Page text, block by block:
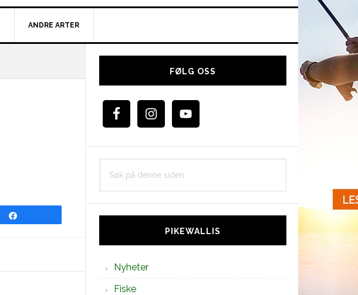
ANDRE ARTER
Hoved
FØLG OSS
PIKEWALLIS
Nyheter
Fiske